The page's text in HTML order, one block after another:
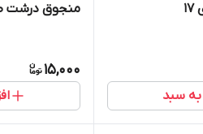
به سبد
منجوق درشت
15,000